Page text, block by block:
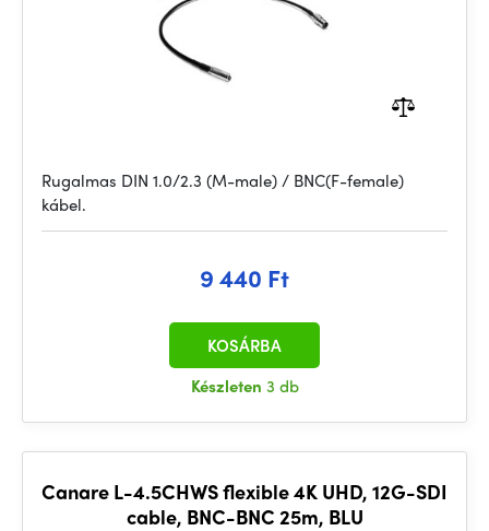
Rugalmas DIN 1.0/2.3 (M-male) / BNC(F-female)
kábel.
9 440 Ft
Készleten 3 db
KOSÁRBA
Canare L-4.5CHWS flexible 4K UHD, 12G-SDI
cable, BNC-BNC 25m, BLU